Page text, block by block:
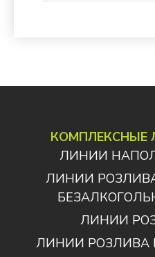
КОМПЛЕКСНЫЕ
ЛИНИИ
ЛИНИИ
ЛИНИИ
ЛИНИИ